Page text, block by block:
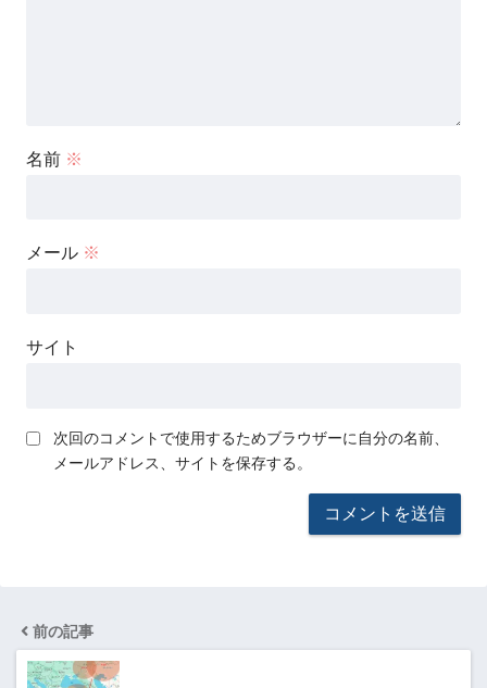
名前 ※
メール ※
サイト
次回のコメントで使用するためブラウザーに自分の名前、
メールアドレス、サイトを保存する。
前の記事